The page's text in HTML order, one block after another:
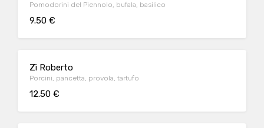
Pomodorini del Piennolo, bufala, basilico
9.50 €
Zì Roberto
Porcini, pancetta, provola, tartufo
12.50 €